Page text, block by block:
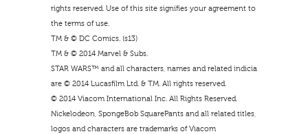
rights reserved. Use of this site signifies your agreement to
the terms of use.
TM & © DC Comics. (s13)
TM & © 2014 Marvel & Subs.
STAR WARS™ and all characters, names and related indicia
are © 2014 Lucasfilm Ltd. & TM. All rights reserved.
© 2014 Viacom International Inc. All Rights Reserved.
Nickelodeon, SpongeBob SquarePants and all related titles,
logos and characters are trademarks of Viacom